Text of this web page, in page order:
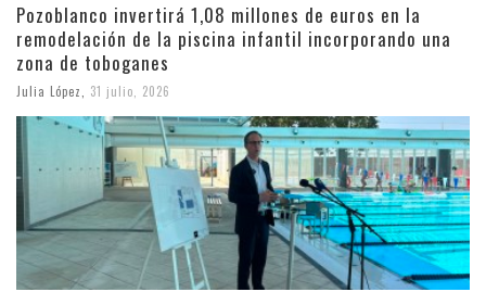
Pozoblanco invertirá 1,08 millones de euros en la
remodelación de la piscina infantil incorporando una
zona de toboganes
Julia López 31 julio, 2026